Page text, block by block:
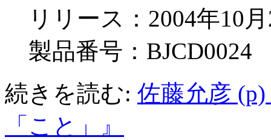
リリース：2004年10
製品番号：BJCD0024
続きを読む: 佐藤允彦
「こと」』